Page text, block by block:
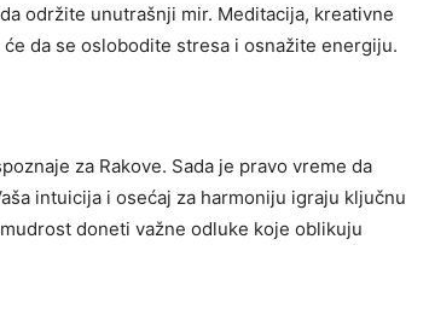
održite unutrašnji mir. Meditacija, kreativne
da se oslobodite stresa i osnažite energiju.
za Rakove. Sada je pravo vreme da
intuicija i osećaj za harmoniju igraju ključnu
doneti važne odluke koje oblikuju